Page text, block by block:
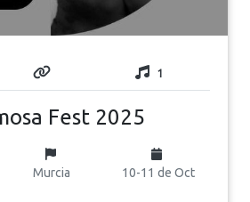
1
Fest 2025
Murcia 10-11 de Oct